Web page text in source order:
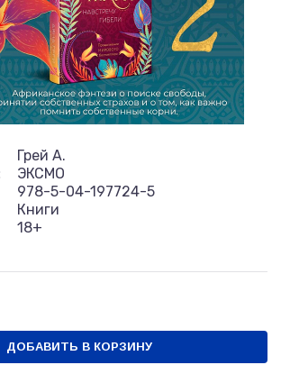
Грей А.
ЭКСМО
978-5-04-197724-5
Книги
18+
ДОБАВИТЬ В КОРЗИНУ